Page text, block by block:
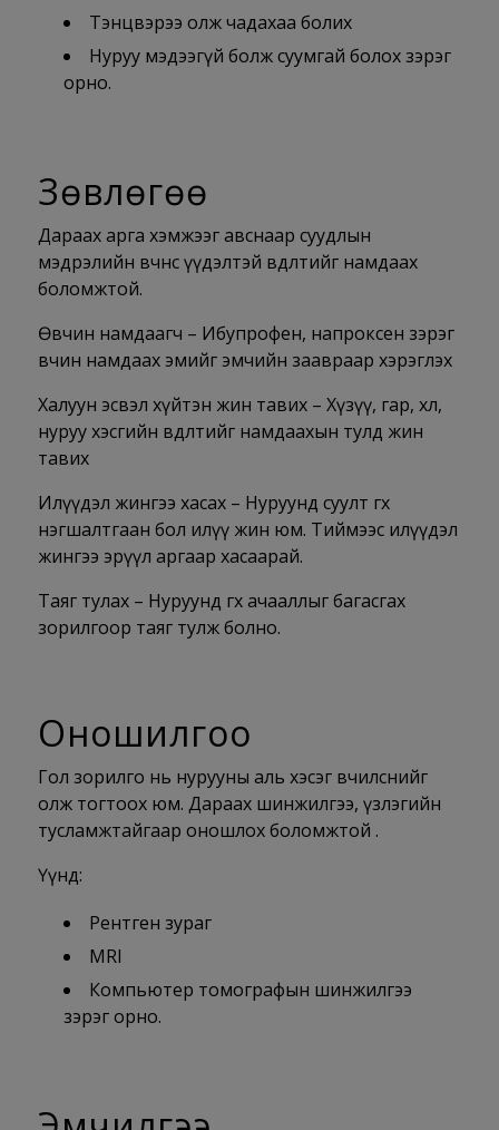
Тэнцвэрээ олж чадахаа болих
Нуруу мэдээгүй болж суумгай болох зэрэг
орно.
Зөвлөгөө
Дараах арга хэмжээг авснаар суудлын
мэдрэлийн өвчнөөс үүдэлтэй өвдөлтийг намдаах
боломжтой.
Өвчин намдаагч – Ибупрофен, напроксен зэрэг
өвчин намдаах эмийг эмчийн заавраар хэрэглэх
Халуун эсвэл хүйтэн жин тавих – Хүзүү, гар, хөл,
нуруу хэсгийн өвдөлтийг намдаахын тулд жин
тавих
Илүүдэл жингээ хасах – Нуруунд суулт өгөх
нэгшалтгаан бол илүү жин юм. Тиймээс илүүдэл
жингээ эрүүл аргаар хасаарай.
Таяг тулах – Нуруунд өгөх ачааллыг багасгах
зорилгоор таяг тулж болно.
Оношилгоо
Гол зорилго нь нурууны аль хэсэг өвчилснийг
олж тогтоох юм. Дараах шинжилгээ, үзлэгийн
тусламжтайгаар оношлох боломжтой .
Үүнд:
Рентген зураг
MRI
Компьютер томографын шинжилгээ
зэрэг орно.